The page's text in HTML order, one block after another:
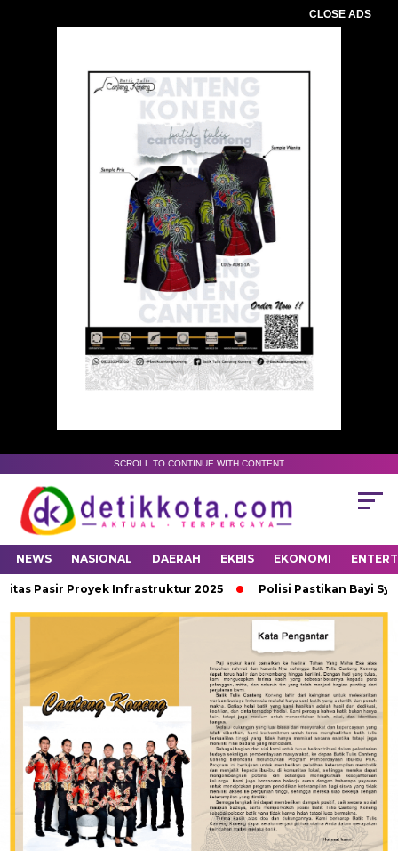
CLOSE ADS
SCROLL TO CONTINUE WITH CONTENT
NEWS NASIONAL DAERAH EKBIS EKONOMI
Pasir Proyek Infrastruktur 2025 Polisi Pastikan Bayi Syifa